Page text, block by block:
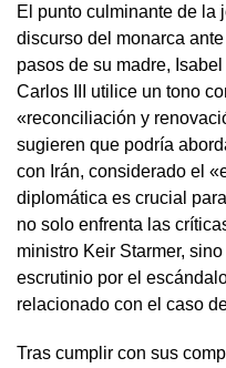
El punto culminante de la
discurso del monarca
pasos de su madre,
Carlos III utilice un tono
«reconciliación y
sugieren que podría
con Irán, considerado el
diplomática es crucial
no solo enfrenta las
ministro Keir Starmer,
escrutinio por el
relacionado con el caso
Tras cumplir con sus